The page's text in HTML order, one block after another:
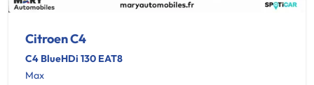
Citroen C4
C4 BlueHDi 130 EAT8
Max